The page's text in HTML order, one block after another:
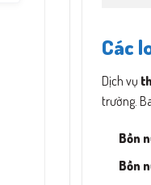
Các
Dịch vụ
trường.
Bồn
Bồn